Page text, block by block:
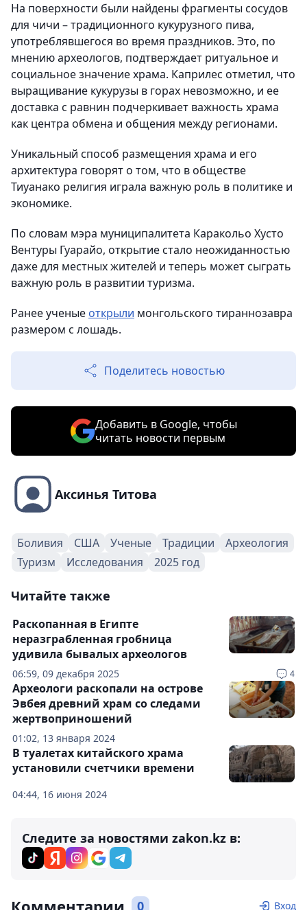
На поверхности были найдены фрагменты сосудов
для чичи – традиционного кукурузного пива,
употреблявшегося во время праздников. Это, по
мнению археологов, подтверждает ритуальное и
социальное значение храма. Каприлес отметил, что
выращивание кукурузы в горах невозможно, и ее
доставка с равнин подчеркивает важность храма
как центра обмена и общения между регионами.
Уникальный способ размещения храма и его
архитектура говорят о том, что в обществе
Тиуанако религия играла важную роль в политике и
экономике.
По словам мэра муниципалитета Каракольо Хусто
Вентуры Гуарайо, открытие стало неожиданностью
даже для местных жителей и теперь может сыграть
важную роль в развитии туризма.
Ранее ученые открыли монгольского тираннозавра
размером с лошадь.
Поделитесь новостью
Добавить в Google, чтобы
читать новости первым
Аксинья Титова
Боливия США Ученые Традиции
Археология
Туризм
Исследования 2025 год
Читайте также
06:59, 09 декабря 2025 4
Раскопанная в Египте
неразграбленная гробница
удивила бывалых археологов
01:02, 13 января 2024
Археологи раскопали на острове
Эвбея древний храм со следами
жертвоприношений
04:44, 16 июня 2024
В туалетах китайского храма
установили счетчики времени
Следите за новостями zakon.kz в:
Комментарии 0 Вход